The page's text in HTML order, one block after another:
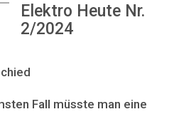
Elektro Heute Nr.
2/2024
Fall müsste man eine